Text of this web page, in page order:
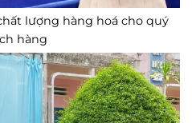
lượng hàng hoá cho quý
hàng